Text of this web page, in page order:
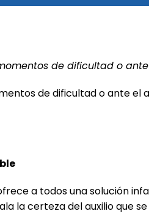
de dificultad o
de dificultad o ante
a todos una solución
la certeza del auxilio que